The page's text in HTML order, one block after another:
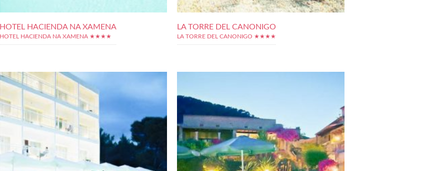
HOTEL HACIENDA NA XAMENA
HOTEL HACIENDA NA XAMENA ★★★★
LA TORRE DEL CANONIGO
LA TORRE DEL CANONIGO ★★★★